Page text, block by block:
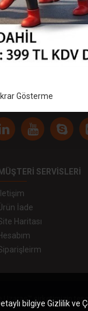
Gösterme
ESNEK
MÜŞTERI SERVISLERI
İade
Haritası
Uzaras™ şirketimizin
bilgiye Gizlilik ve